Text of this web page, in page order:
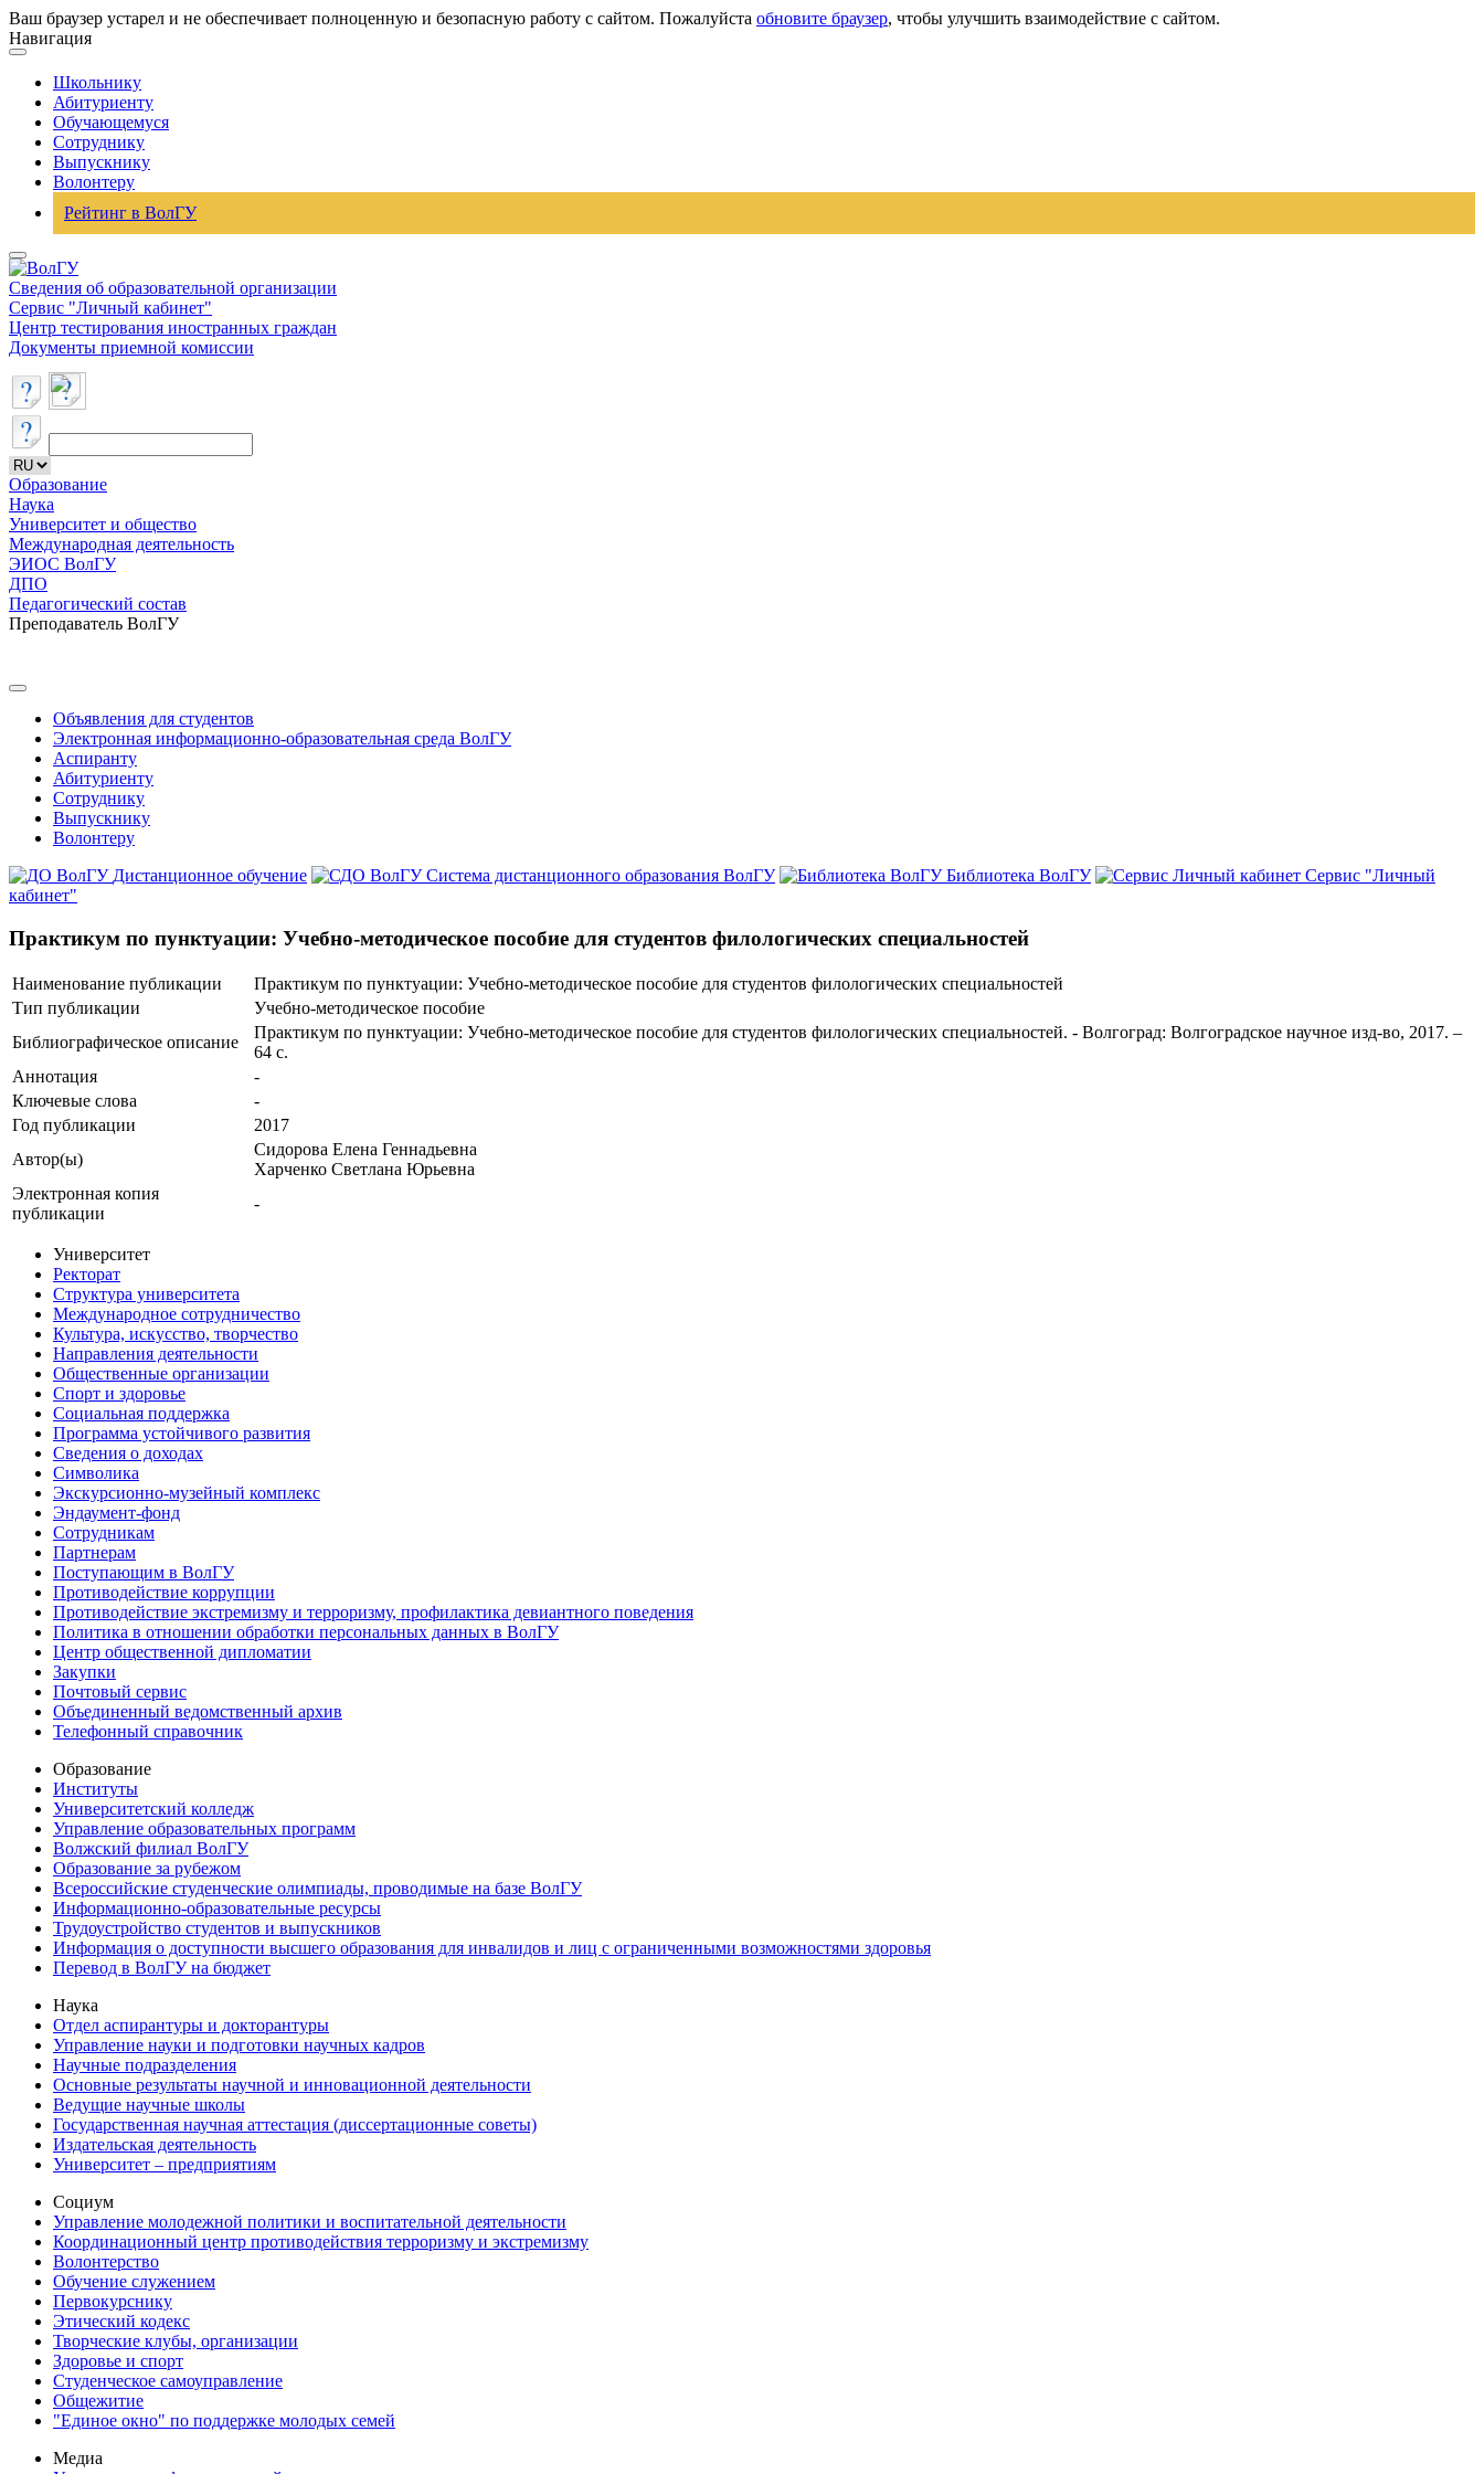
Ваш браузер устарел и не обеспечивает полноценную и безопасную работу с сайтом. Пожалуйста обновите браузер, чтобы улучшить взаимодействие с сайтом.
Навигация
Школьнику
Абитуриенту
Обучающемуся
Сотруднику
Выпускнику
Волонтеру
Рейтинг в ВолГУ
Сведения об образовательной организации
Сервис "Личный кабинет"
Центр тестирования иностранных граждан
Документы приемной комиссии
Образование
Наука
Университет и общество
Международная деятельность
ЭИОС ВолГУ
ДПО
Педагогический состав
Преподаватель ВолГУ
Объявления для студентов
Электронная информационно-образовательная среда ВолГУ
Аспиранту
Абитуриенту
Сотруднику
Выпускнику
Волонтеру
Дистанционное обучение
Система дистанционного образования ВолГУ Библиотека ВолГУ
Сервис "Личный
кабинет"
Практикум по пунктуации: Учебно-методическое пособие для студентов филологических специальностей
Наименование публикации
Практикум по пунктуации: Учебно-методическое пособие для студентов филологических специальностей
Тип публикации
Учебно-методическое пособие
Библиографическое описание
Практикум по пунктуации: Учебно-методическое пособие для студентов филологических специальностей. - Волгоград: Волгоградское научное изд-во, 2017. –
64 с.
Аннотация
-
Ключевые cлова
-
Год публикации
2017
Автор(ы)
Сидорова Елена Геннадьевна
Харченко Светлана Юрьевна
Электронная копия
публикации
-
Университет
Ректорат
Структура университета
Международное сотрудничество
Культура, искусство, творчество
Направления деятельности
Общественные организации
Спорт и здоровье
Социальная поддержка
Программа устойчивого развития
Сведения о доходах
Символика
Экскурсионно-музейный комплекс
Эндаумент-фонд
Сотрудникам
Партнерам
Поступающим в ВолГУ
Противодействие коррупции
Противодействие экстремизму и терроризму, профилактика девиантного поведения
Политика в отношении обработки персональных данных в ВолГУ
Центр общественной дипломатии
Закупки
Почтовый сервис
Объединенный ведомственный архив
Телефонный справочник
Образование
Институты
Университетский колледж
Управление образовательных программ
Волжский филиал ВолГУ
Образование за рубежом
Всероссийские студенческие олимпиады, проводимые на базе ВолГУ
Информационно-образовательные ресурсы
Трудоустройство студентов и выпускников
Информация о доступности высшего образования для инвалидов и лиц с ограниченными возможностями здоровья
Перевод в ВолГУ на бюджет
Наука
Отдел аспирантуры и докторантуры
Управление науки и подготовки научных кадров
Научные подразделения
Основные результаты научной и инновационной деятельности
Ведущие научные школы
Государственная научная аттестация (диссертационные советы)
Издательская деятельность
Университет – предприятиям
Социум
Управление молодежной политики и воспитательной деятельности
Координационный центр противодействия терроризму и экстремизму
Волонтерство
Обучение служением
Первокурснику
Этический кодекс
Творческие клубы, организации
Здоровье и спорт
Студенческое самоуправление
Общежитие
"Единое окно" по поддержке молодых семей
Медиа